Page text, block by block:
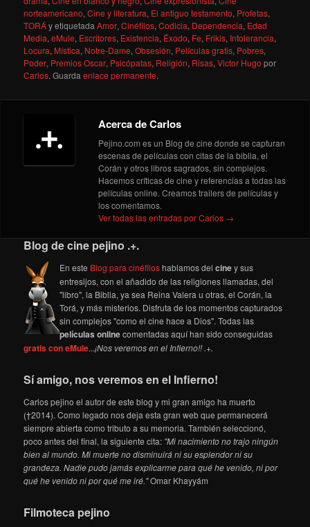
norteamericano,Cine y literatura, El antiguo testamento, Profetas,
TORÁy etiquetadaAmor,Cinéfilos,Codicia, Dependencia, Edad
Media,eMule, Escritores, Existencia, Éxodo, Fe, Frikis, Intolerancia,
Locura, Mística, Notre-Dame,Obsesión, Películas gratis, Pobres,
Poder, Premios Oscar, Psicópatas, Religión, Risas,Victor Hugo por
Carlos. Guardaenlace permanente.
Acerca de Carlos
Pejino.com es un Blog de cine donde se capturan
escenas de películas con citas de la biblia, el
Corán y otros libros sagrados, sin complejos.
Hacemos críticas de cine y referencias a todas las
películas online. Creamos trailers de películas y
los comentamos.
Ver todas las entradas por Carlos →
Blog de cine pejino .+.
En este Blog para cinéfiloshablamos delciney sus
entresijos, con el añadido de las religiones llamadas, del
"libro", la Biblia, ya sea Reina Valera u otras, el Corán, la
Torá, y más misterios. Disfruta de los momentos capturados
sin complejos "como el cine hace a Dios". Todas las
películas onlinecomentadas aquí han sido conseguidas
gratis con eMule...¡Nos veremos en el Infierno!! .+.
Sí amigo, nos veremos en el Infierno!
Carlos pejino el autor de este blog y mi gran amigo ha muerto
(†2014). Como legado nos deja esta gran web que permanecerá
siempre abierta como tributo a su memoria. También seleccionó,
poco antes del final, la siguiente cita: "Mi nacimiento no trajo ningún
bien al mundo. Mi muerte no disminuirá ni su esplendor ni su
grandeza. Nadie pudo jamás explicarme para qué he venido, ni por
qué he venido ni por qué me iré."Omar Khayyám
Filmoteca pejino